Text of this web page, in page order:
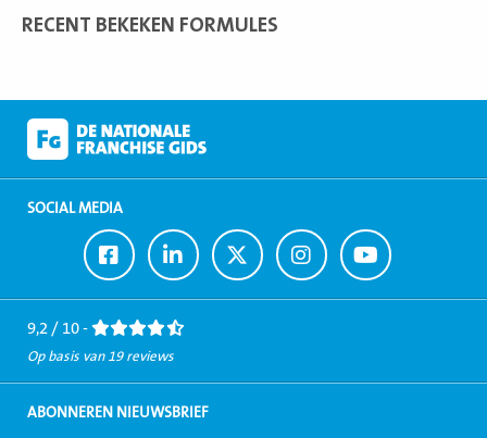
RECENT BEKEKEN FORMULES
SOCIAL MEDIA
Ga
naar
Facebook
Ga
naar
LinkedIn
Ga
naar
Twitter
Ga
naar
Instagram
Ga
naar
Youtube
9,2 / 10 -
Op basis van 19 reviews
ABONNEREN NIEUWSBRIEF